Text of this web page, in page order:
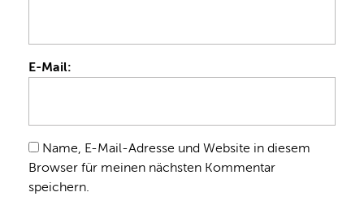
E-Mail:
Name, E-Mail-Adresse und Website in diesem
Browser für meinen nächsten Kommentar
speichern.